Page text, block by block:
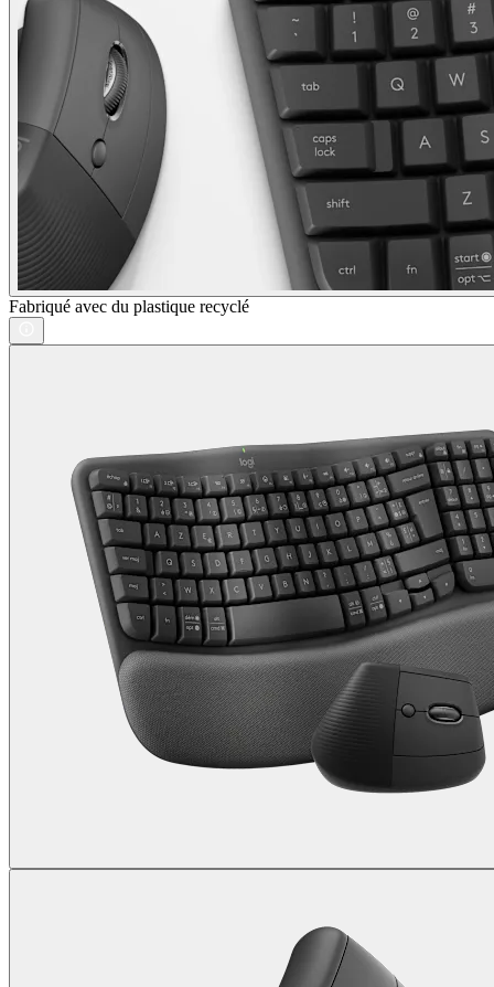
Fabriqué avec du plastique recyclé